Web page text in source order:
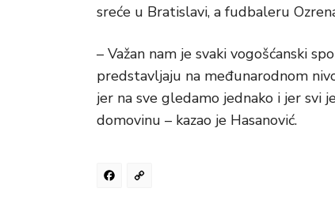
sreće u Bratislavi, a fudbaleru
– Važan nam je svaki vogošćanski
predstavljaju na međunarodnom
jer na sve gledamo jednako i jer svi
domovinu – kazao je Hasanović.
Facebook